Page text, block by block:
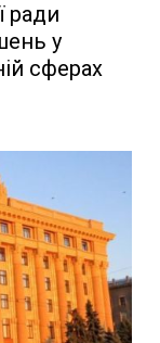
ради
у
сферах